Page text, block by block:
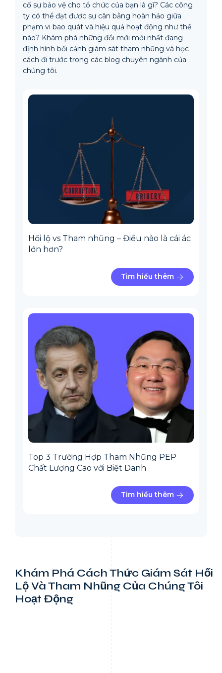
cố sự bảo vệ cho tổ chức của bạn là gì? Các công
ty có thể đạt được sự cân bằng hoàn hảo giữa
phạm vi bao quát và hiệu quả hoạt động như thế
nào? Khám phá những đổi mới mới nhất đang
định hình bối cảnh giám sát tham nhũng và học
cách đi trước trong các blog chuyên ngành của
chúng tôi.
Hối lộ vs Tham nhũng – Điều nào là cái ác
lớn hơn?
Tìm hiểu thêm
Top 3 Trường Hợp Tham Nhũng PEP
Chất Lượng Cao với Biệt Danh
Tìm hiểu thêm
Khám Phá Cách Thức Giám Sát Hối
Lộ Và Tham Nhũng Của Chúng Tôi
Hoạt Động